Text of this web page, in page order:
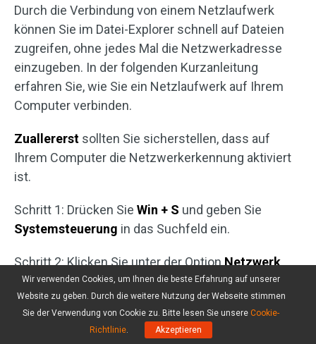
Durch die Verbindung von einem Netzlaufwerk
können Sie im Datei-Explorer schnell auf Dateien
zugreifen, ohne jedes Mal die Netzwerkadresse
einzugeben. In der folgenden Kurzanleitung
erfahren Sie, wie Sie ein Netzlaufwerk auf Ihrem
Computer verbinden.
Zuallererst sollten Sie sicherstellen, dass auf
Ihrem Computer die Netzwerkerkennung aktiviert
ist.
Schritt 1: Drücken Sie Win + S und geben Sie
Systemsteuerung in das Suchfeld ein.
Schritt 2: Klicken Sie unter der OptionNetzwerk
und Internetauf den LinkNetzwerkstatus und -
aufgaben anzeigen.
Schritt 3: Wählen Sie im linken Bereich
Wir verwenden Cookies, um Ihnen die beste Erfahrung auf unserer
Website zu geben. Durch die weitere Nutzung der Webseite stimmen
Sie der Verwendung von Cookie zu. Bitte lesen Sie unsere Cookie-
Richtlinie. Akzeptieren